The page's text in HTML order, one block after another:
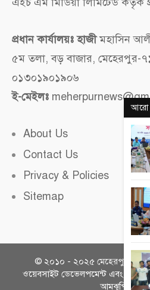
প্রধান কার্যালয়ঃ হাজীমহাসিন
৫ম তলা, বড় বাজার, মেহেরপুর-
০১৩০১৯০১৯০৬
ই-মেইলঃ
About Us
Contact Us
Privacy & Policies
Sitemap
© ২০১০ - ২০২৫ মেহেরপুর নিউজ
ওয়েবসাইট ডেভেলপমেন্ট এবং ওয়েব
আমঝুপি,
আরো